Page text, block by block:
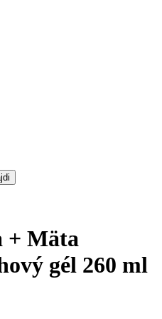
+ Mäta
gél 260 ml